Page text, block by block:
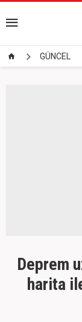
GÜNCEL
Deprem
harita